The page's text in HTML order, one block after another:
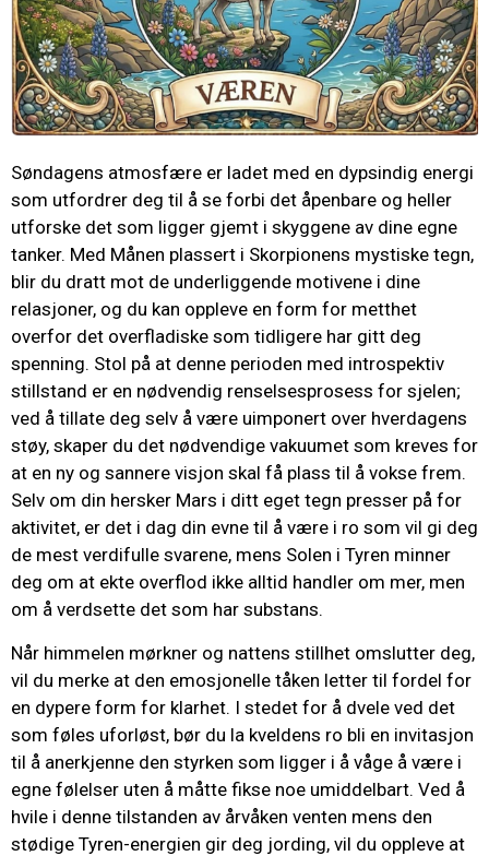
Søndagens atmosfære er ladet med en dypsindig energi
som utfordrer deg til å se forbi det åpenbare og heller
utforske det som ligger gjemt i skyggene av dine egne
tanker. Med Månen plassert i Skorpionens mystiske tegn,
blir du dratt mot de underliggende motivene i dine
relasjoner, og du kan oppleve en form for metthet
overfor det overfladiske som tidligere har gitt deg
spenning. Stol på at denne perioden med introspektiv
stillstand er en nødvendig renselsesprosess for sjelen;
ved å tillate deg selv å være uimponert over hverdagens
støy, skaper du det nødvendige vakuumet som kreves for
at en ny og sannere visjon skal få plass til å vokse frem.
Selv om din hersker Mars i ditt eget tegn presser på for
aktivitet, er det i dag din evne til å være i ro som vil gi deg
de mest verdifulle svarene, mens Solen i Tyren minner
deg om at ekte overflod ikke alltid handler om mer, men
om å verdsette det som har substans.
Når himmelen mørkner og nattens stillhet omslutter deg,
vil du merke at den emosjonelle tåken letter til fordel for
en dypere form for klarhet. I stedet for å dvele ved det
som føles uforløst, bør du la kveldens ro bli en invitasjon
til å anerkjenne den styrken som ligger i å våge å være i
egne følelser uten å måtte fikse noe umiddelbart. Ved å
hvile i denne tilstanden av årvåken venten mens den
stødige Tyren-energien gir deg jording, vil du oppleve at